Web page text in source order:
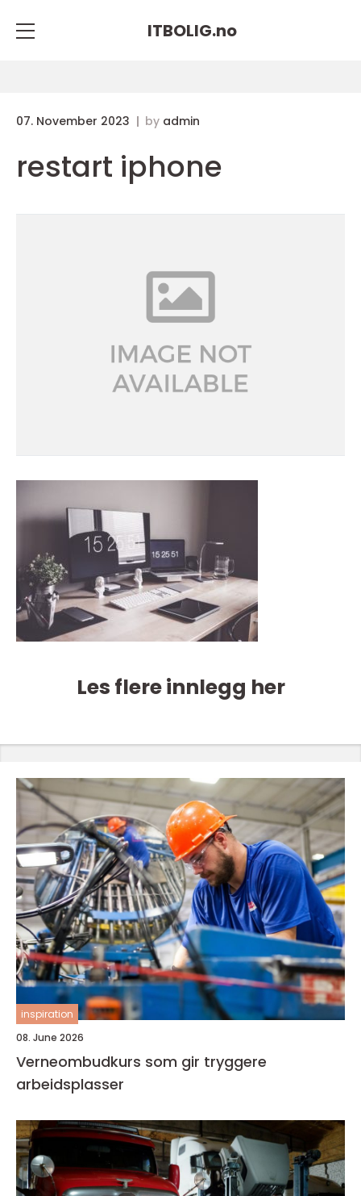
ITBOLIG.no
07. November 2023 by admin
restart iphone
Les flere innlegg her
inspiration
08. June 2026
Verneombudkurs som gir tryggere
arbeidsplasser